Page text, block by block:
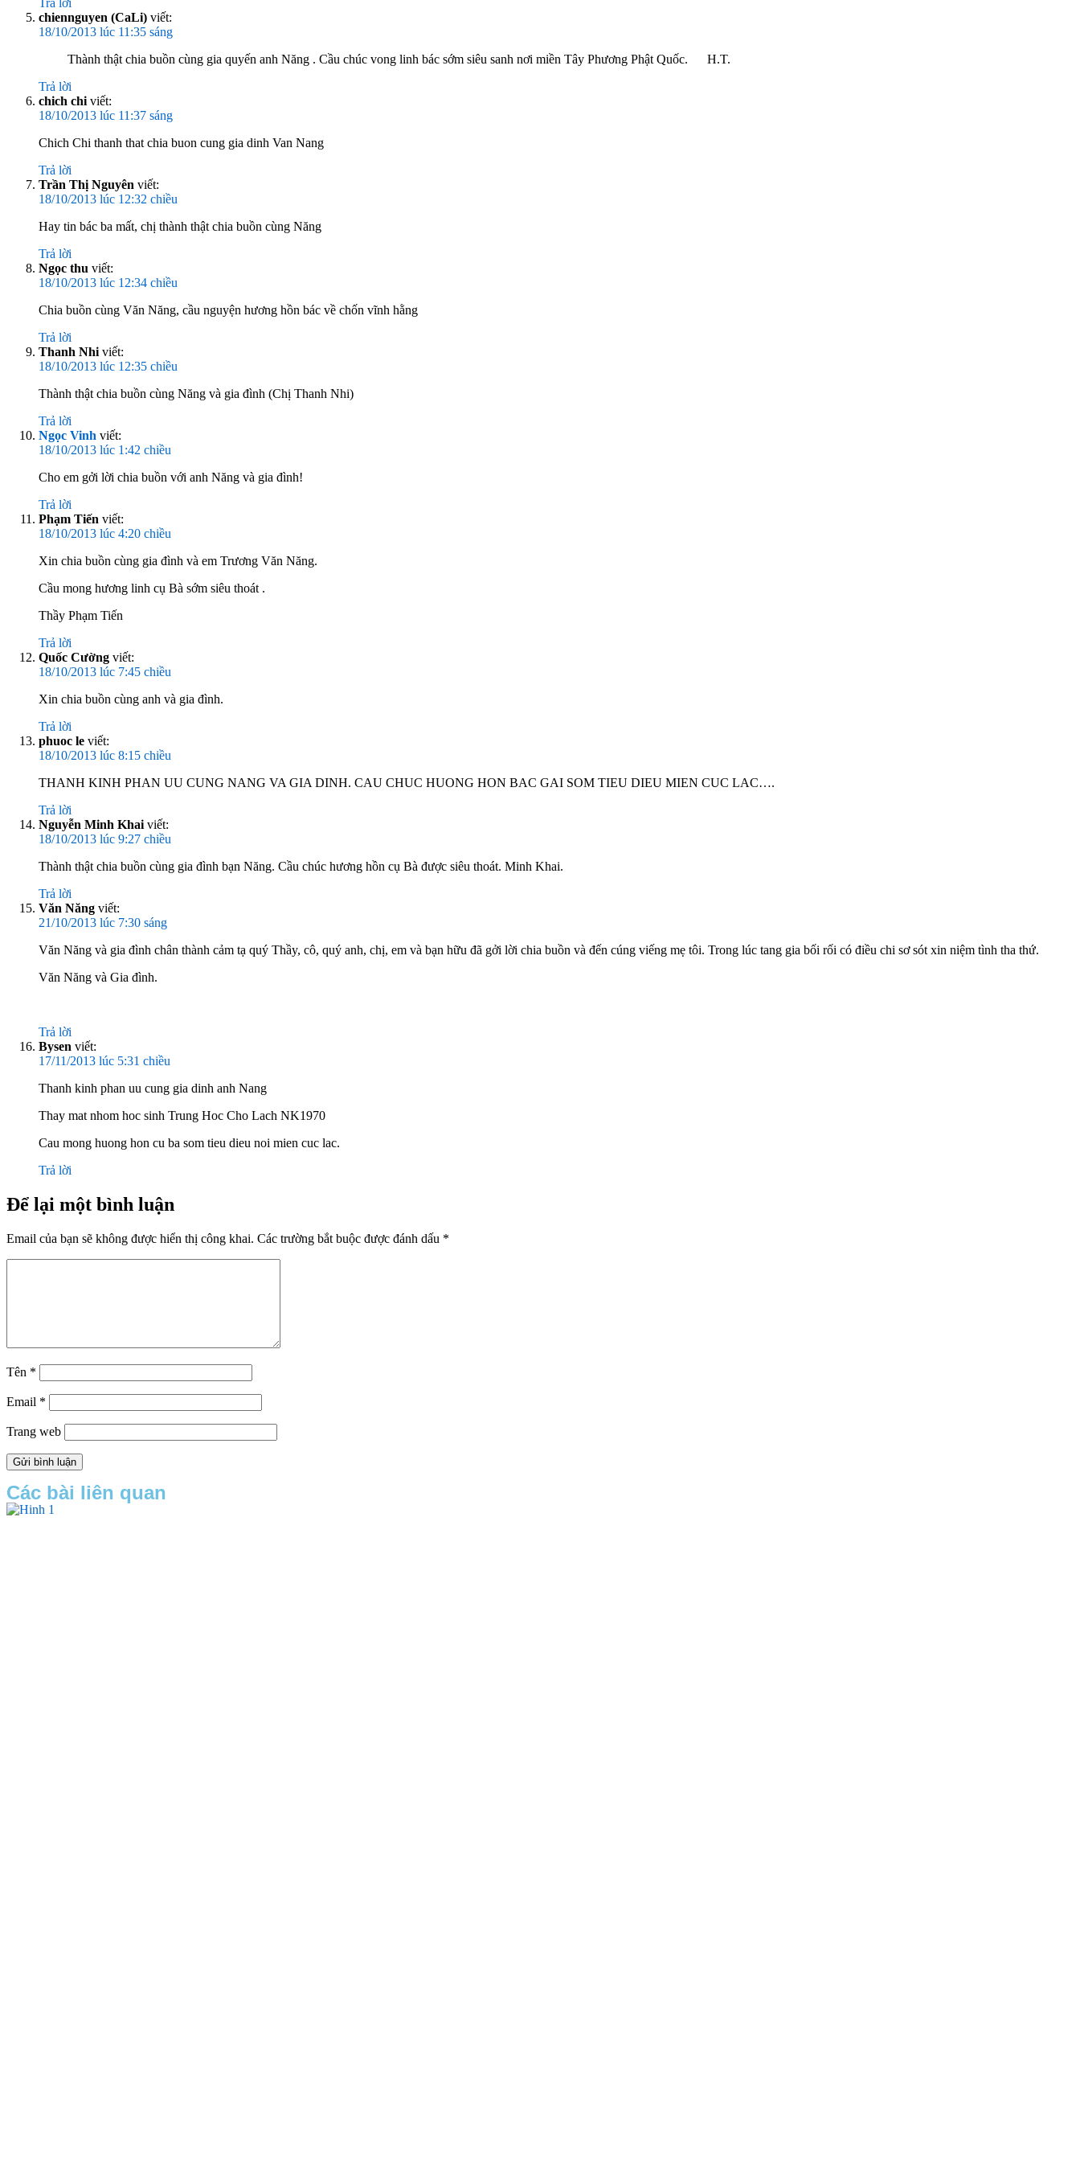
chiennguyen (CaLi) viết:
18/10/2013 lúc 11:35 sáng
Thành thật chia buồn cùng gia quyến anh Năng . Cầu chúc vong linh bác sớm siêu sanh nơi miền Tây Phương Phật Quốc. H.T.
Trả lời
chich chi viết:
18/10/2013 lúc 11:37 sáng
Chich Chi thanh that chia buon cung gia dinh Van Nang
Trả lời
Trần Thị Nguyên viết:
18/10/2013 lúc 12:32 chiều
Hay tin bác ba mất, chị thành thật chia buồn cùng Năng
Trả lời
Ngọc thu viết:
18/10/2013 lúc 12:34 chiều
Chia buồn cùng Văn Năng, cầu nguyện hương hồn bác về chốn vĩnh hằng
Trả lời
Thanh Nhi viết:
18/10/2013 lúc 12:35 chiều
Thành thật chia buồn cùng Năng và gia đình (Chị Thanh Nhi)
Trả lời
Ngọc Vinh viết:
18/10/2013 lúc 1:42 chiều
Cho em gởi lời chia buồn với anh Năng và gia đình!
Trả lời
Phạm Tiến viết:
18/10/2013 lúc 4:20 chiều
Xin chia buồn cùng gia đình và em Trương Văn Năng.
Cầu mong hương linh cụ Bà sớm siêu thoát .
Thầy Phạm Tiến
Trả lời
Quốc Cường viết:
18/10/2013 lúc 7:45 chiều
Xin chia buồn cùng anh và gia đình.
Trả lời
phuoc le viết:
18/10/2013 lúc 8:15 chiều
THANH KINH PHAN UU CUNG NANG VA GIA DINH. CAU CHUC HUONG HON BAC GAI SOM TIEU DIEU MIEN CUC LAC….
Trả lời
Nguyễn Minh Khai viết:
18/10/2013 lúc 9:27 chiều
Thành thật chia buồn cùng gia đình bạn Năng. Cầu chúc hương hồn cụ Bà được siêu thoát. Minh Khai.
Trả lời
Văn Năng viết:
21/10/2013 lúc 7:30 sáng
Văn Năng và gia đình chân thành cảm tạ quý Thầy, cô, quý anh, chị, em và bạn hữu đã gởi lời chia buồn và đến cúng viếng mẹ tôi. Trong lúc tang gia bối rối có điều chi sơ sót xin niệm tình tha thứ.
Văn Năng và Gia đình.
Trả lời
Bysen viết:
17/11/2013 lúc 5:31 chiều
Thanh kinh phan uu cung gia dinh anh Nang
Thay mat nhom hoc sinh Trung Hoc Cho Lach NK1970
Cau mong huong hon cu ba som tieu dieu noi mien cuc lac.
Trả lời
Để lại một bình luận
Email của bạn sẽ không được hiển thị công khai. Các trường bắt buộc được đánh dấu *
Tên *
Email *
Trang web
Các bài liên quan